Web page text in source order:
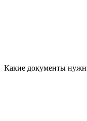
Какие документы